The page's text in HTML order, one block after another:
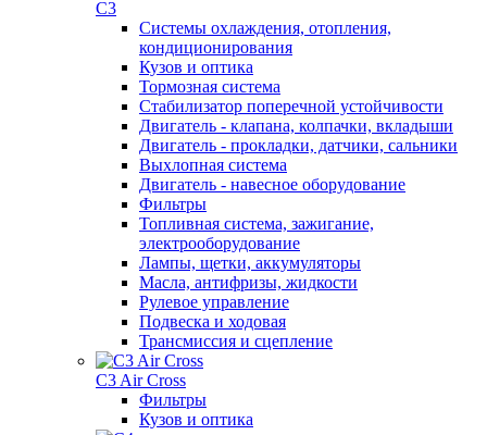
C3
Системы охлаждения, отопления,
кондиционирования
Кузов и оптика
Тормозная система
Стабилизатор поперечной устойчивости
Двигатель - клапана, колпачки, вкладыши
Двигатель - прокладки, датчики, сальники
Выхлопная система
Двигатель - навесное оборудование
Фильтры
Топливная система, зажигание,
электрооборудование
Лампы, щетки, аккумуляторы
Масла, антифризы, жидкости
Рулевое управление
Подвеска и ходовая
Трансмиссия и сцепление
C3 Air Cross
Фильтры
Кузов и оптика